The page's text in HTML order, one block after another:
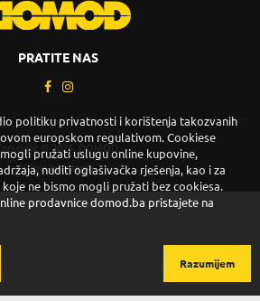
PRATITE NAS
Copyright © 2026. DOMOD.
Uslovi korištenja.
politiku privatnosti i korištenja takozvanih
europskom regulativom. Cookiese
pružati uslugu online kupovine,
nuditi oglašivačka rješenja, kao i za
ne bismo mogli pružati bez cookiesa.
prodavnice domod.ba pristajete na
Razumijem